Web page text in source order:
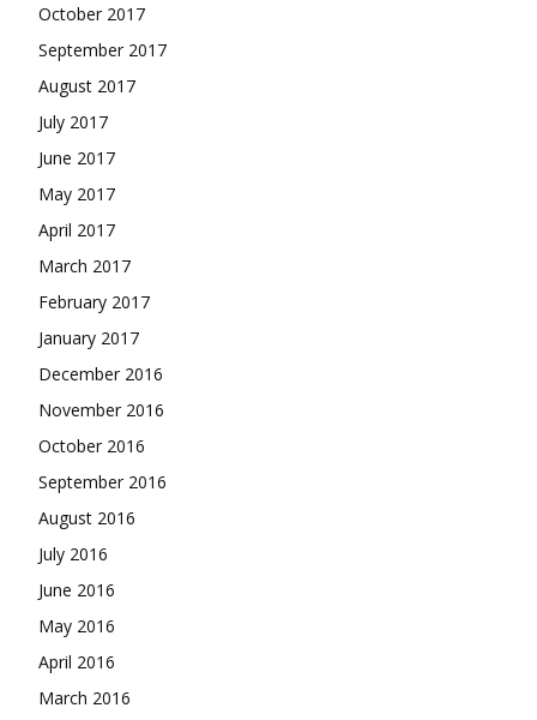
October 2017
September 2017
August 2017
July 2017
June 2017
May 2017
April 2017
March 2017
February 2017
January 2017
December 2016
November 2016
October 2016
September 2016
August 2016
July 2016
June 2016
May 2016
April 2016
March 2016